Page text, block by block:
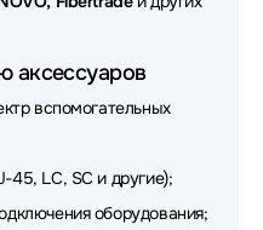
Mellanox
LR-Link
TP-Link
Planet
аксессуаров
вспомогательных
45, LC, SC и другие);
оборудования;